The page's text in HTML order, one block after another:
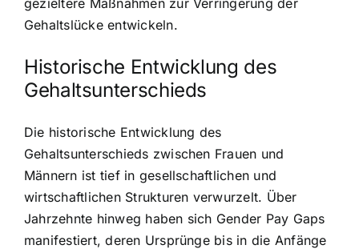
gezieltere Maßnahmen zur Verringerung der
Gehaltslücke entwickeln.
Historische Entwicklung des
Gehaltsunterschieds
Die historische Entwicklung des
Gehaltsunterschieds zwischen Frauen und
Männern ist tief in gesellschaftlichen und
wirtschaftlichen Strukturen verwurzelt. Über
Jahrzehnte hinweg haben sich Gender Pay Gaps
manifestiert, deren Ursprünge bis in die Anfänge